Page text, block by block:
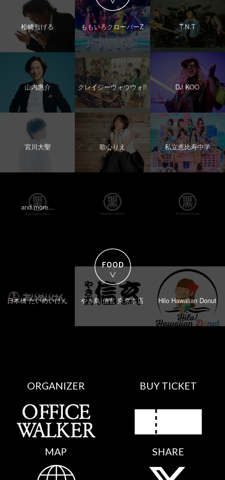
松崎しげる ももいろクローバーZ T.N.T
山内惠介 クレイジーウォウウォ!! DJ KOO
宮川大聖 歌心りえ 私立恵比寿中学
and more...
日本橋 たいめいけん やき鳥 信玄 東京本店 Hilo Hawaiian Donut
ORGANIZER BUY TICKET
MAP SHARE